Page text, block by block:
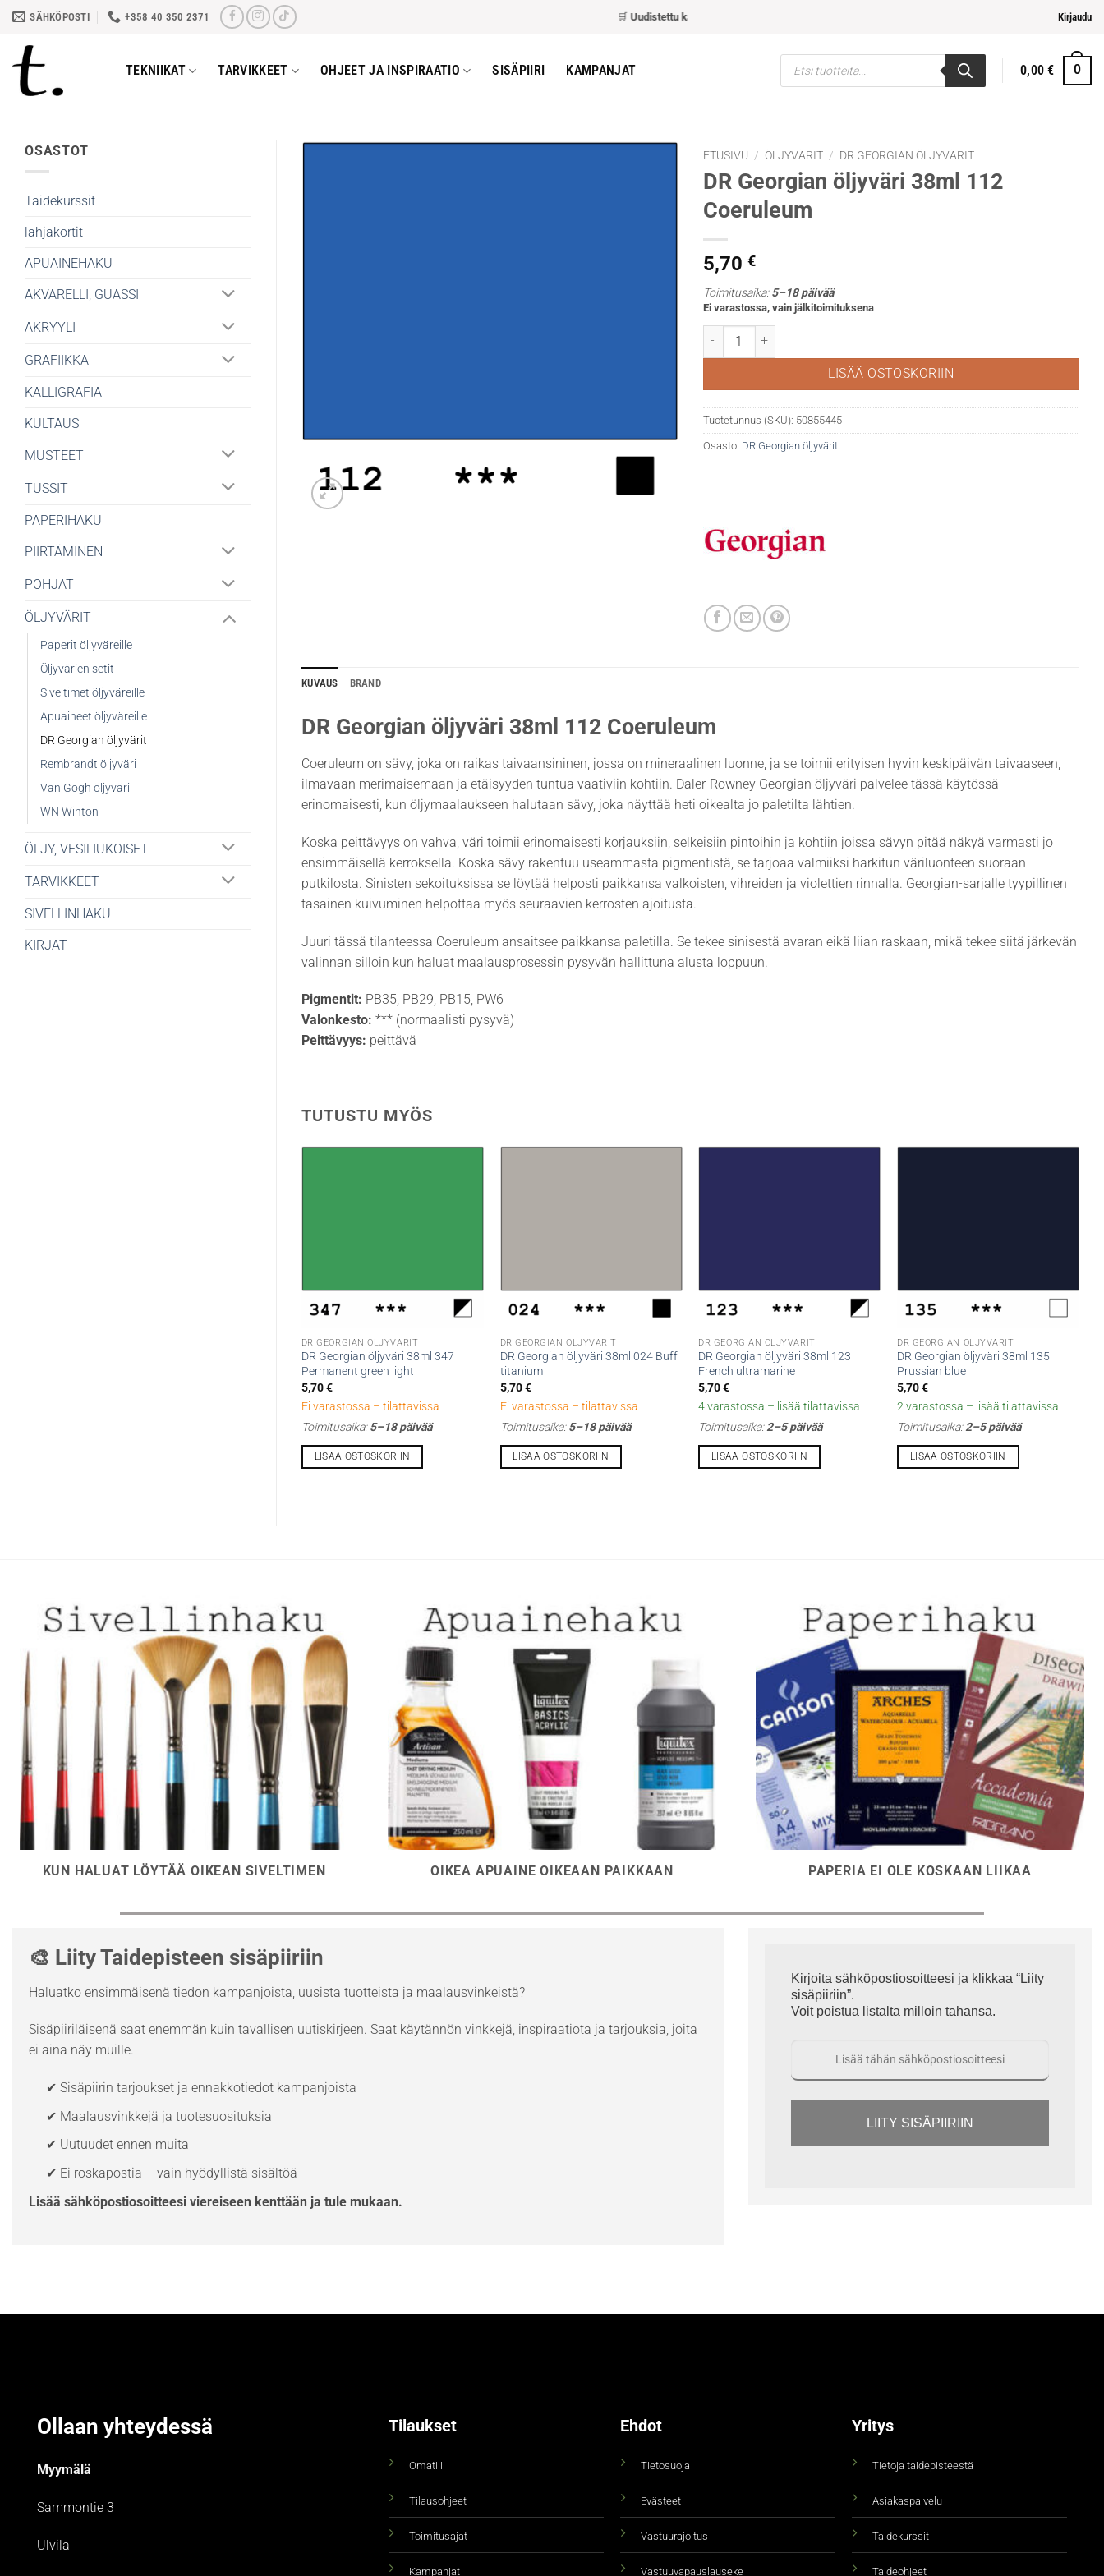
Skip
content
SÄHKÖPOSTI +358 40 350 2371 Uudistettu kassa Kirjaudu
TEKNIIKAT TARVIKKEET OHJEET JA INSPIRAATIO SISÄPIIRI KAMPANJAT
Products
search
0,00€ 0
OSASTOT
Taidekurssit
lahjakortit
APUAINEHAKU
AKVARELLI, GUASSI
AKRYYLI
GRAFIIKKA
KALLIGRAFIA
KULTAUS
MUSTEET
TUSSIT
PAPERIHAKU
PIIRTÄMINEN
POHJAT
ÖLJYVÄRIT
Paperit öljyväreille
Öljyvärien setit
Siveltimet öljyväreille
Apuaineet öljyväreille
DR Georgian öljyvärit
Rembrandt öljyväri
Van Gogh öljyväri
WN Winton
ÖLJY, VESILIUKOISET
TARVIKKEET
SIVELLINHAKU
KIRJAT
ETUSIVU / ÖLJYVÄRIT / DR GEORGIAN ÖLJYVÄRIT
DR Georgian öljyväri 38ml 112
Coeruleum
5,70 €
Toimitusaika:5–18 päivää
Ei varastossa, vain jälkitoimituksena
DR Georgian öljyväri 38ml 112 Coeruleum määrä
LISÄÄ OSTOSKORIIN
Tuotetunnus (SKU): 50855445
Osasto: DR Georgian öljyvärit
KUVAUS BRAND
DR Georgian öljyväri 38ml 112 Coeruleum
Coeruleum on sävy, joka on raikas taivaansininen, jossa on mineraalinen luonne, ja se toimii erityisen hyvin keskipäivän taivaaseen,
ilmavaan merimaisemaan ja etäisyyden tuntua vaativiin kohtiin. Daler-Rowney Georgian öljyväri palvelee tässä käytössä
erinomaisesti, kun öljymaalaukseen halutaan sävy, joka näyttää heti oikealta jo paletilta lähtien.
Koska peittävyys on vahva, väri toimii erinomaisesti korjauksiin, selkeisiin pintoihin ja kohtiin joissa sävyn pitää näkyä varmasti jo
ensimmäisellä kerroksella. Koska sävy rakentuu useammasta pigmentistä, se tarjoaa valmiiksi harkitun väriluonteen suoraan
putkilosta. Sinisten sekoituksissa se löytää helposti paikkansa valkoisten, vihreiden ja violettien rinnalla. Georgian-sarjalle tyypillinen
tasainen kuivuminen helpottaa myös seuraavien kerrosten ajoitusta.
Juuri tässä tilanteessa Coeruleum ansaitsee paikkansa paletilla. Se tekee sinisestä avaran eikä liian raskaan, mikä tekee siitä järkevän
valinnan silloin kun haluat maalausprosessin pysyvän hallittuna alusta loppuun.
Pigmentit: PB35, PB29, PB15, PW6
Valonkesto: *** (normaalisti pysyvä)
Peittävyys: peittävä
TUTUSTU MYÖS
DR GEORGIAN ÖLJYVÄRIT
DR Georgian öljyväri 38ml 347
Permanent green light
5,70€
Ei varastossa – tilattavissa
Toimitusaika:5–18 päivää
LISÄÄ OSTOSKORIIN
DR GEORGIAN ÖLJYVÄRIT
DR Georgian öljyväri 38ml 024 Buff
titanium
5,70€
Ei varastossa – tilattavissa
Toimitusaika:5–18 päivää
LISÄÄ OSTOSKORIIN
DR GEORGIAN ÖLJYVÄRIT
DR Georgian öljyväri 38ml 123
French ultramarine
5,70€
4 varastossa – lisää tilattavissa
Toimitusaika:2–5 päivää
LISÄÄ OSTOSKORIIN
DR GEORGIAN ÖLJYVÄRIT
DR Georgian öljyväri 38ml 135
Prussian blue
5,70€
2 varastossa – lisää tilattavissa
Toimitusaika:2–5 päivää
LISÄÄ OSTOSKORIIN
KUN HALUAT LÖYTÄÄ OIKEAN SIVELTIMEN OIKEA APUAINE OIKEAAN PAIKKAAN PAPERIA EI OLE KOSKAAN LIIKAA
🎨 Liity Taidepisteen sisäpiiriin
Haluatko ensimmäisenä tiedon kampanjoista, uusista tuotteista ja maalausvinkeistä?
Sisäpiiriläisenä saat enemmän kuin tavallisen uutiskirjeen. Saat käytännön vinkkejä, inspiraatiota ja tarjouksia, joita
ei aina näy muille.
✔ Sisäpiirin tarjoukset ja ennakkotiedot kampanjoista
✔ Maalausvinkkejä ja tuotesuosituksia
✔ Uutuudet ennen muita
✔ Ei roskapostia – vain hyödyllistä sisältöä
Lisää sähköpostiosoitteesi viereiseen kenttään ja tule mukaan.
Kirjoita sähköpostiosoitteesi ja klikkaa “Liity
sisäpiiriin”.
Voit poistua listalta milloin tahansa.
LIITY SISÄPIIRIIN
Ollaan yhteydessä
Myymälä
Sammontie 3
Ulvila
Tilaukset
Omatili
Tilausohjeet
Toimitusajat
Kampanjat
Ehdot
Tietosuoja
Evästeet
Vastuurajoitus
Vastuuvapauslauseke
Yritys
Tietoja taidepisteestä
Asiakaspalvelu
Taidekurssit
Taideohjeet